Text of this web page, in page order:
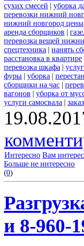
сухих смесей | уборка
перевозки нижний
нижний новгород цены
аренда сборщиков |
перевозка вещей
спецтехника | нанять
расстановка в квартире
перевозка шкафа |
фуры | уборка |
сборщики на час |
вагонов | уборка от
услуги самосвала |
Интересно Вам
Больше не интересно
(0)
и 8-960-